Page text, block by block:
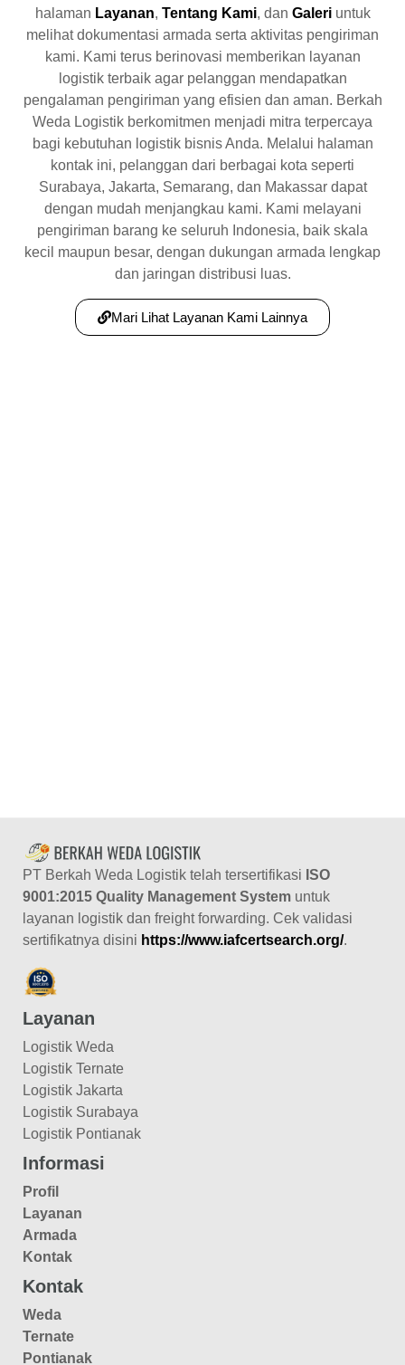
halaman Layanan, Tentang Kami, dan Galeriuntuk
melihat dokumentasi armada serta aktivitas pengiriman
kami. Kami terus berinovasi memberikan layanan
logistik terbaik agar pelanggan mendapatkan
pengalaman pengiriman yang efisien dan aman. Berkah
Weda Logistik berkomitmen menjadi mitra terpercaya
bagi kebutuhan logistik bisnis Anda. Melalui halaman
kontak ini, pelanggan dari berbagai kota seperti
Surabaya, Jakarta, Semarang, dan Makassar dapat
dengan mudah menjangkau kami. Kami melayani
pengiriman barang ke seluruh Indonesia, baik skala
kecil maupun besar, dengan dukungan armada lengkap
dan jaringan distribusi luas.
Mari Lihat Layanan Kami Lainnya
PT Berkah Weda Logistik telah tersertifikasi ISO
9001:2015 Quality Management System untuk
layanan logistik dan freight forwarding. Cek validasi
sertifikatnya disini https://www.iafcertsearch.org/.
Layanan
Logistik Weda
Logistik Ternate
Logistik Jakarta
Logistik Surabaya
Logistik Pontianak
Informasi
Profil
Layanan
Armada
Kontak
Kontak
Weda
Ternate
Pontianak